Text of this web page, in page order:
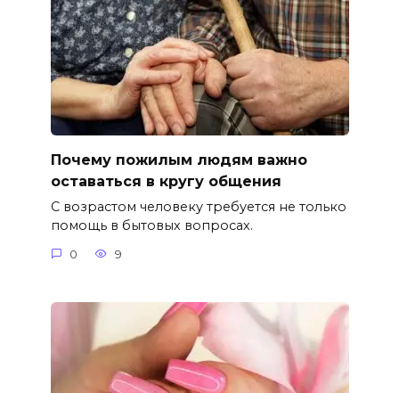
Почему пожилым людям важно
оставаться в кругу общения
С возрастом человеку требуется не только
помощь в бытовых вопросах.
0 9